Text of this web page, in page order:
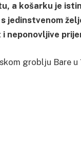
a košarku je
jedinstvenom
neponovljive
groblju Bare u